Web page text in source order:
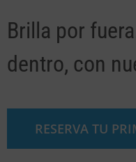
Brilla por
dentro, con
RESERVA TU